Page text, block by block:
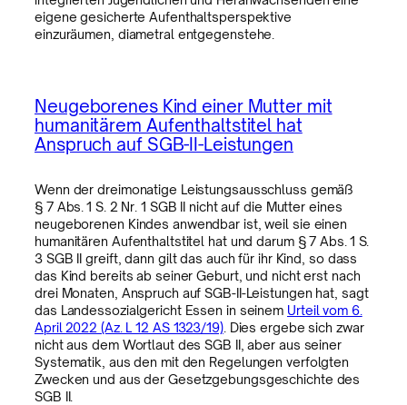
eigene gesicherte Aufenthaltsperspektive
einzuräumen, diametral entgegenstehe.
Neugeborenes Kind einer Mutter mit
humanitärem Aufenthaltstitel hat
Anspruch auf SGB-II-Leistungen
Wenn der dreimonatige Leistungsausschluss gemäß
§ 7 Abs. 1 S. 2 Nr. 1 SGB II nicht auf die Mutter eines
neugeborenen Kindes anwendbar ist, weil sie einen
humanitären Aufenthaltstitel hat und darum § 7 Abs. 1 S.
3 SGB II greift, dann gilt das auch für ihr Kind, so dass
das Kind bereits ab seiner Geburt, und nicht erst nach
drei Monaten, Anspruch auf SGB-II-Leistungen hat, sagt
das Landessozialgericht Essen in seinem Urteil vom 6.
April 2022 (Az. L 12 AS 1323/19). Dies ergebe sich zwar
nicht aus dem Wortlaut des SGB II, aber aus seiner
Systematik, aus den mit den Regelungen verfolgten
Zwecken und aus der Gesetzgebungsgeschichte des
SGB II.